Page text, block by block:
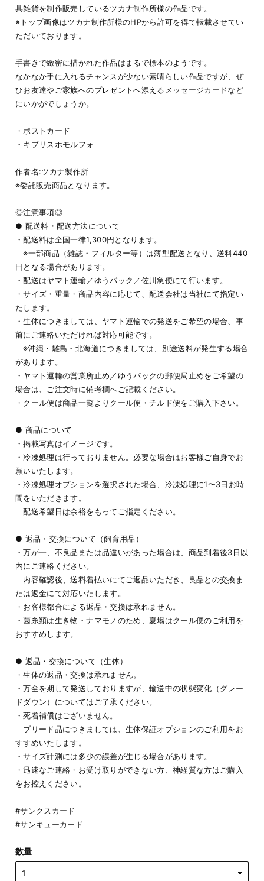
具雑貨を制作販売しているツカナ制作所様の作品です。
※トップ画像はツカナ制作所様のHPから許可を得て転載させてい
ただいております。
手書きで緻密に描かれた作品はまるで標本のようです。
なかなか手に入れるチャンスが少ない素晴らしい作品ですが、ぜ
ひお友達やご家族へのプレゼントへ添えるメッセージカードなど
にいかがでしょうか。
・ポストカード
・キプリスホモルフォ
作者名:ツカナ製作所
※委託販売商品となります。
◎注意事項◎
● 配送料・配送方法について
・配送料は全国一律1,300円となります。
※一部商品（雑誌・フィルター等）は薄型配送となり、送料440
円となる場合があります。
・配送はヤマト運輸／ゆうパック／佐川急便にて行います。
・サイズ・重量・商品内容に応じて、配送会社は当社にて指定い
たします。
・生体につきましては、ヤマト運輸での発送をご希望の場合、事
前にご連絡いただければ対応可能です。
※沖縄・離島・北海道につきましては、別途送料が発生する場合
があります。
・ヤマト運輸の営業所止め／ゆうパックの郵便局止めをご希望の
場合は、ご注文時に備考欄へご記載ください。
・クール便は商品一覧よりクール便・チルド便をご購入下さい。
● 商品について
・掲載写真はイメージです。
・冷凍処理は行っておりません。必要な場合はお客様ご自身でお
願いいたします。
・冷凍処理オプションを選択された場合、冷凍処理に1〜3日お時
間をいただきます。
配送希望日は余裕をもってご指定ください。
● 返品・交換について（飼育用品）
・万が一、不良品または品違いがあった場合は、商品到着後3日以
内にご連絡ください。
内容確認後、送料着払いにてご返品いただき、良品との交換ま
たは返金にて対応いたします。
・お客様都合による返品・交換は承れません。
・菌糸類は生き物・ナマモノのため、夏場はクール便のご利用を
おすすめします。
● 返品・交換について（生体）
・生体の返品・交換は承れません。
・万全を期して発送しておりますが、輸送中の状態変化（グレー
ドダウン）についてはご了承ください。
・死着補償はございません。
ブリード品につきましては、生体保証オプションのご利用をお
すすめいたします。
・サイズ計測には多少の誤差が生じる場合があります。
・迅速なご連絡・お受け取りができない方、神経質な方はご購入
をお控えください。
#サンクスカード
#サンキューカード
数量